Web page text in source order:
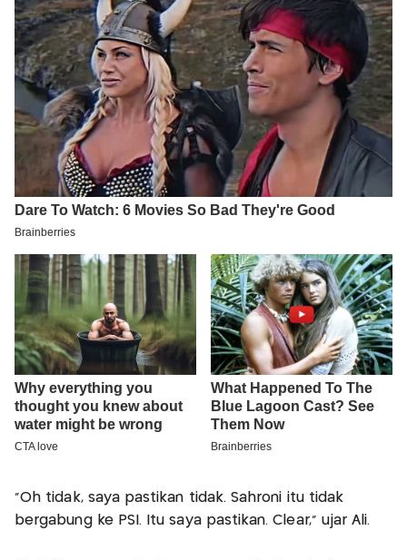
“Oh tidak, saya pastikan tidak. Sahroni itu tidak
bergabung ke PSI. Itu saya pastikan. Clear,” ujar Ali.